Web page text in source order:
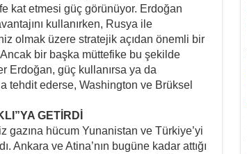
kat etmesi güç görünüyor. Erdoğan
kullanırken, Rusya ile
olmak üzere stratejik açıdan önemli bir
bir başka müttefike bu şekilde
Erdoğan, güç kullanırsa ya da
tehdit ederse, Washington ve Brüksel
GETİRDİ
gazına hücum Yunanistan ve Türkiye’yi
Ankara ve Atina’nın bugüne kadar attığı